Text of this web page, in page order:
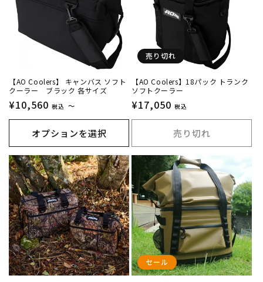
【AO Coolers】 キャンバス ソフト
クーラー ブラック 各サイズ
通
常
格
¥10,560 税込 ～
オプションを選択
売り切れ
【AO Coolers】18パック トランク
ソフトクーラー
通
常
格
¥17,050 税込
売り切れ
セール